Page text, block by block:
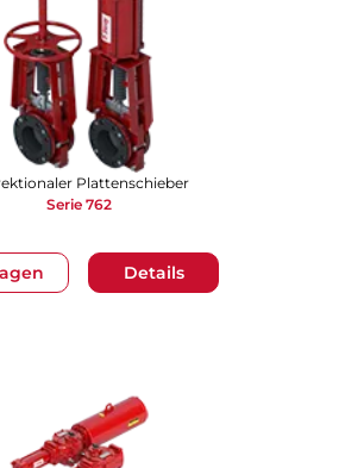
Details
Plattenschieber
Serie 762